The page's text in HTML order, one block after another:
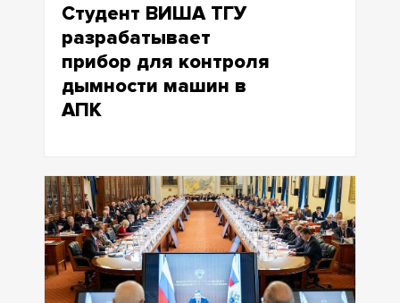
Студент ВИША ТГУ
разрабатывает
прибор для контроля
дымности машин в
АПК
прошел в полуфинал Всероссийского
инженерного конкурса